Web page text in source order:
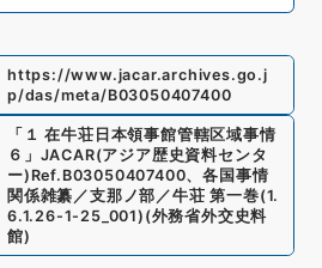
https://www.jacar.archives.go.j
p/das/meta/B03050407400
「 １ 在牛荘日本領事館管轄区域事情
６ 」 JACAR(アジア歴史資料センタ
ー) Ref. B03050407400、各国事情
関係雑纂／支那ノ部／牛荘 第一巻(1.
6.1.26-1-25_001) (外務省外交史料
館)